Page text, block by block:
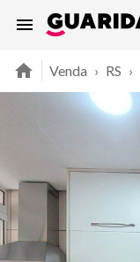
Venda › RS ›